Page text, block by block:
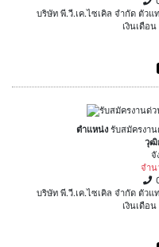
บริษัท พี.วี.เค.ไซเคิล จำกัด ตัว
เงินเดือ
ตำแหน่งรับสมัครงา
วุฒิ
จั
จำน
บริษัท พี.วี.เค.ไซเคิล จำกัด ตัว
เงินเดือ